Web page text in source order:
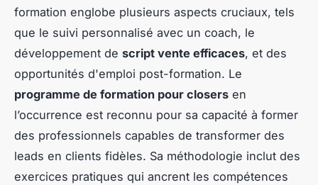
formation englobe plusieurs aspects cruciaux, tels
que le suivi personnalisé avec un coach, le
développement de script vente efficaces, et des
opportunités d'emploi post-formation. Le
programme de formation pour closers en
l’occurrence est reconnu pour sa capacité à former
des professionnels capables de transformer des
leads en clients fidèles. Sa méthodologie inclut des
exercices pratiques qui ancrent les compétences